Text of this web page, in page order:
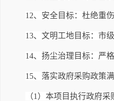
12、安全目标：杜绝
13、文明工地目标：市
14、扬尘治理目标：严
15、落实政府采购政策
（1）本项目执行政府